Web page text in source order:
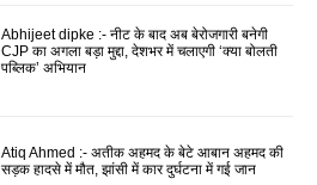
Abhijeet dipke :- नीट के बाद अब बेरोजगारी बनेगी
CJP का अगला बड़ा मुद्दा, देशभर में चलाएगी ‘क्या बोलती
पब्लिक’ अभियान
Atiq Ahmed :- अतीक अहमद के बेटे आबान अहमद की
सड़क हादसे में मौत, झांसी में कार दुर्घटना में गई जान